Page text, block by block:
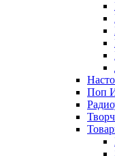
Поп